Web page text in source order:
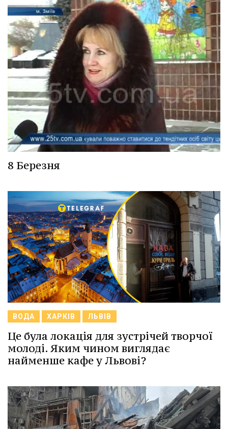
8 Березня
ВОДА ХАРКІВ ЛЬВІВ
Це була локація для зустрічей творчої
молоді. Яким чином виглядає
найменше кафе у Львові?